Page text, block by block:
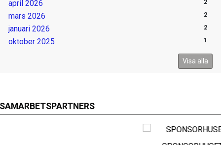
april 2026 2
mars 2026 2
januari 2026 2
oktober 2025 1
Visa alla
SAMARBETSPARTNERS